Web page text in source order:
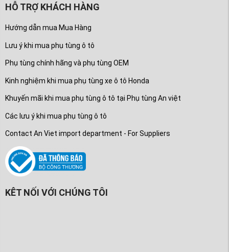
HỖ TRỢ KHÁCH HÀNG
Hướng dẫn mua Mua Hàng
Lưu ý khi mua phụ tùng ô tô
Phụ tùng chính hãng và phụ tùng OEM
Kinh nghiệm khi mua phụ tùng xe ô tô Honda
Khuyến mãi khi mua phụ tùng ô tô tại Phụ tùng An việt
Các lưu ý khi mua phụ tùng ô tô
Contact An Viet import department - For Suppliers
KÊT NỐI VỚI CHÚNG TÔI